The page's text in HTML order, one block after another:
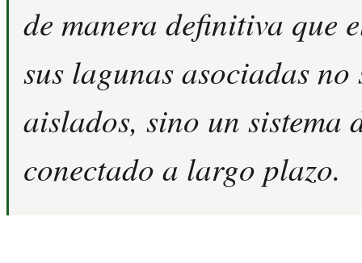
de manera definitiva que
sus lagunas asociadas no
aislados, sino un sistema
conectado a largo plazo.